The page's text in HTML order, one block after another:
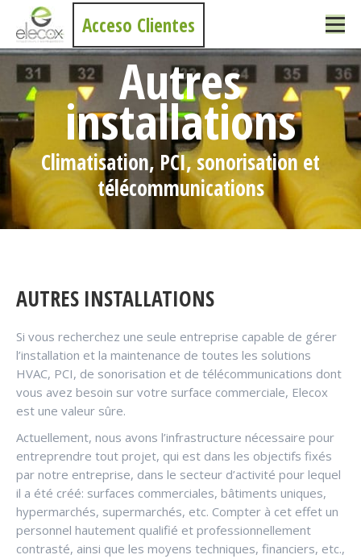
Acceso Clientes
Autres
installations
Climatisation, PCI, sonorisation et
télécommunications
AUTRES INSTALLATIONS
Si vous recherchez une seule entreprise capable de gérer
l’installation et la maintenance de toutes les solutions
HVAC, PCI, de sonorisation et de télécommunications dont
vous avez besoin sur votre surface commerciale, Elecox
est une valeur sûre.
Actuellement, nous avons l’infrastructure nécessaire pour
entreprendre tout projet, qui est dans les objectifs fixés
par notre entreprise, dans le secteur d’activité pour lequel
il a été créé: surfaces commerciales, bâtiments uniques,
hypermarchés, supermarchés, etc. Compter à cet effet un
personnel hautement qualifié et professionnellement
contrasté, ainsi que les moyens techniques, financiers, etc.,